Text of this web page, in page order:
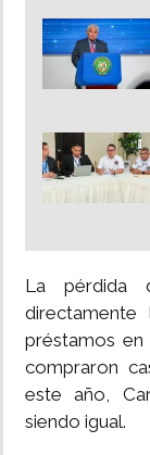
La pérdida
préstamos en
compraron
este año,
siendo igual.